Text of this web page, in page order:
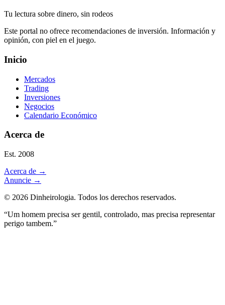
Tu lectura sobre dinero, sin rodeos
Este portal no ofrece recomendaciones de inversión. Información y
opinión, con piel en el juego.
Inicio
Mercados
Trading
Inversiones
Negocios
Calendario Económico
Acerca de
Est. 2008
Acerca de →
Anuncie →
© 2026 Dinheirologia. Todos los derechos reservados.
“Um homem precisa ser gentil, controlado, mas precisa representar
perigo tambem.”